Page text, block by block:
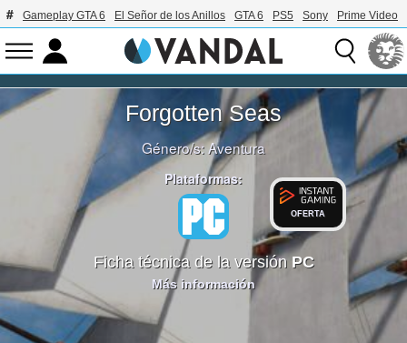
Gameplay GTA 6 El Señor de los Anillos GTA 6 PS5 Sony Prime Video
Forgotten Seas
Género/s:Aventura
Plataformas:
OFERTA
Ficha técnica de la versión PC
Más información